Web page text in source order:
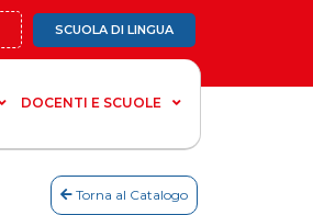
SCUOLA DI LINGUA
DOCENTI E SCUOLE
Torna al Catalogo